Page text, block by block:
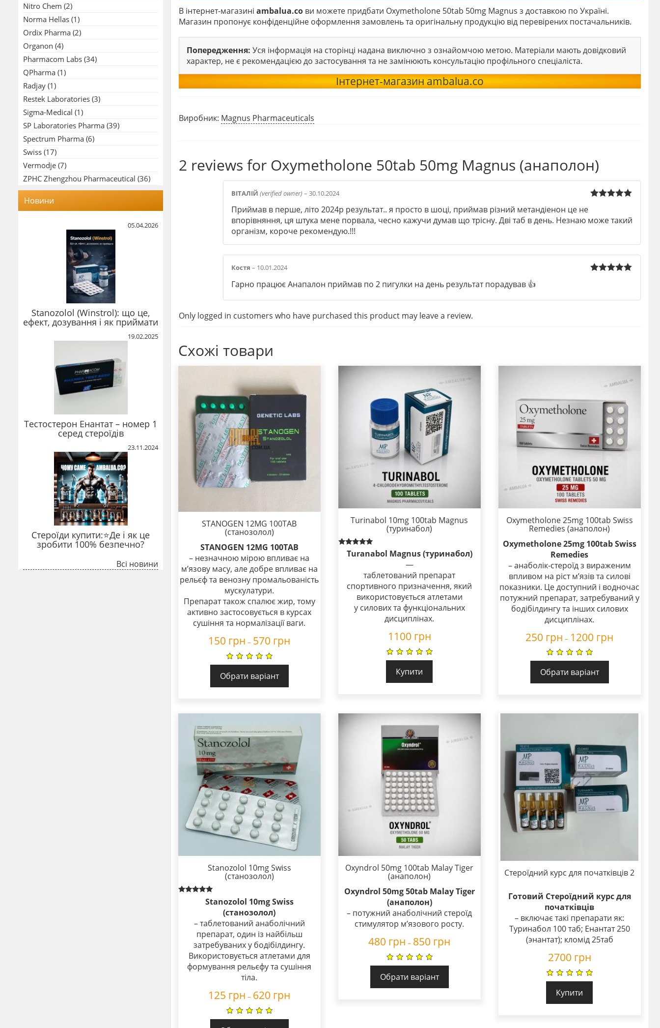
В інтернет-магазині ambalua.co ви можете придбати Oxymetholone 50tab 50mg Magnus з доставкою по Україні.
Магазин пропонує конфіденційне оформлення замовлень та оригінальну продукцію від перевірених постачальників.
Попередження: Уся інформація на сторінці надана виключно з ознайомчою метою. Матеріали мають довідковий
характер, не є рекомендацією до застосування та не замінюють консультацію профільного спеціаліста.
Інтернет-магазин ambalua.co
Виробник: Magnus Pharmaceuticals
2 reviews for Oxymetholone 50tab 50mg Magnus (анаполон)
ВІТАЛІЙ (verified owner) – 30.10.2024
Приймав в перше, літо 2024р результат.. я просто в шоці, приймав різний метандіенон це не
впорівняння, ця штука мене порвала, чесно кажучи думав що трісну. Дві таб в день. Незнаю може такий
організм, короче рекомендую.!!!
Костя – 10.01.2024
Гарно працює Анапалон приймав по 2 пигулки на день результат порадував 👍
Only logged in customers who have purchased this product may leave a review.
Схожі товари
STANOGEN 12MG 100TAB
(станозолол)
STANOGEN 12MG 100TAB
– незначною мірою впливає на
м’язову масу, але добре впливає на
рельєф та венозну промальованість
мускулатури.
Препарат також спалює жир, тому
активно застосовується в курсах
сушіння та нормалізації ваги.
150 грн – 570 грн
Обрати варіант
Turinabol 10mg 100tab Magnus
(туринабол)
Rated
5.00
Turanabol Magnus (туринабол)
—
таблетований препарат
спортивного призначення, який
використовується атлетами
у силових та функціональних
дисциплінах.
1100 грн
Купити
Oxymetholone 25mg 100tab Swiss
Remedies (анаполон)
Oxymetholone 25mg 100tab Swiss
Remedies
– анаболік-стероїд з вираженим
впливом на ріст м’язів та силові
показники. Це доступний і водночас
потужний препарат, затребуваний у
бодібілдингу та інших силових
дисциплінах.
250 грн – 1200 грн
Обрати варіант
Stanozolol 10mg Swiss
(станозолол)
Stanozolol 10mg Swiss
(станозолол)
– таблетований анаболічний
препарат, один із найбільш
затребуваних у бодібілдингу.
Використовується атлетами для
формування рельєфу та сушіння
тіла.
125 грн – 620 грн
Oxyndrol 50mg 100tab Malay Tiger
(анаполон)
Oxyndrol 50mg 50tab Malay Tiger
(анаполон)
– потужний анаболічний стероїд
стимулятор м’язового росту.
480 грн – 850 грн
Обрати варіант
Стероїдний курс для початківців 2
Готовий Стероїдний курс для
початківців
– включає такі препарати як:
Туринабол 100 таб; Енантат 250
(энантат); кломід 25таб
2700 грн
Купити
Nitro Chem (2)
Norma Hellas (1)
Ordix Pharma (2)
Organon (4)
Pharmacom Labs (34)
QPharma (1)
Radjay (1)
Restek Laboratories (3)
Sigma-Medical (1)
SP Laboratories Pharma (39)
Spectrum Pharma (6)
Swiss (17)
Vermodje (7)
ZPHC Zhengzhou Pharmaceutical (36)
Новини
05.04.2026
Stanozolol (Winstrol): що це,
ефект, дозування і як приймати
19.02.2025
Тестостерон Енантат – номер 1
серед стероїдів
23.11.2024
Стероїди купити:⭐Де і як це
зробити 100% безпечно?
Всі новини